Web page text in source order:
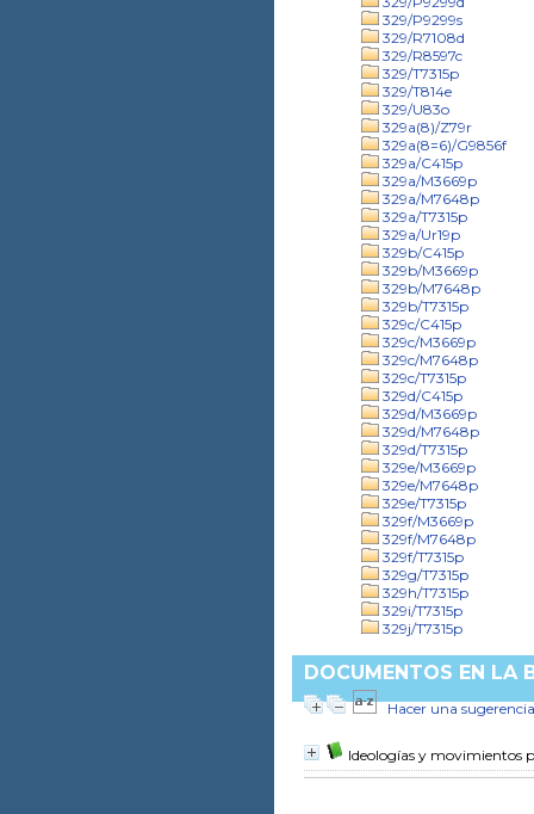
329/P9299s
329/R7108d
329/R8597c
329/T7315p
329/T814e
329/U83o
329a(8)/Z79r
329a(8=6)/G9856f
329a/C415p
329a/M3669p
329a/M7648p
329a/T7315p
329a/Ur19p
329b/C415p
329b/M3669p
329b/M7648p
329b/T7315p
329c/C415p
329c/M3669p
329c/M7648p
329c/T7315p
329d/C415p
329d/M3669p
329d/M7648p
329d/T7315p
329e/M3669p
329e/M7648p
329e/T7315p
329f/M3669p
329f/M7648p
329f/T7315p
329g/T7315p
329h/T7315p
329i/T7315p
329j/T7315p
DOCUMENTOS EN LA
Hacer una sugerencia
Ideologías y movimientos